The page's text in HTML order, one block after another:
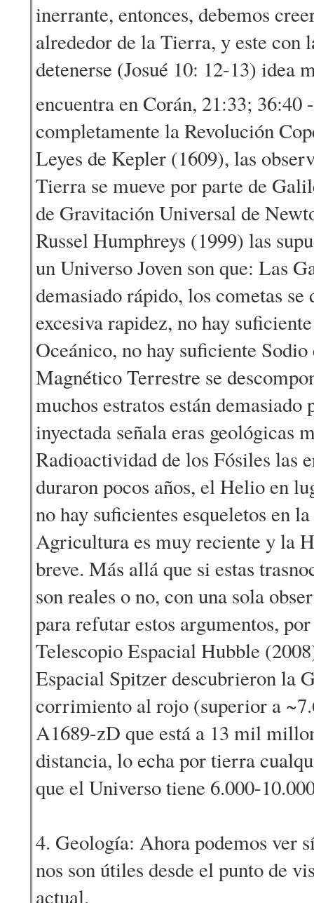
inerrante, entonces, debemos
alrededor de la Tierra, y este con
detenerse (Josué 10: 12-13) idea
encuentra en Corán, 21:33; 36:40
completamente la Revolución
Leyes de Kepler (1609), las
Tierra se mueve por parte de
de Gravitación Universal de
Russel Humphreys (1999) las
un Universo Joven son que: Las
demasiado rápido, los cometas se
excesiva rapidez, no hay
Oceánico, no hay suficiente
Magnético Terrestre se
muchos estratos están demasiado
inyectada señala eras geológicas
Radioactividad de los Fósiles las
duraron pocos años, el Helio en
no hay suficientes esqueletos en
Agricultura es muy reciente y la
breve. Más allá que si estas
son reales o no, con una sola
para refutar estos argumentos,
Telescopio Espacial Hubble
Espacial Spitzer descubrieron la
corrimiento al rojo (superior a
A1689-zD que está a 13 mil
distancia, lo echa por tierra
que el Universo tiene 6.000-
4. Geología: Ahora podemos ver
nos son útiles desde el punto de
actual.